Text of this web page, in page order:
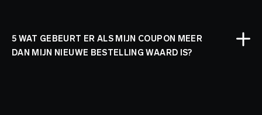
5 WAT GEBEURT ER ALS MIJN COUPON MEER
DAN MIJN NIEUWE BESTELLING WAARD IS?